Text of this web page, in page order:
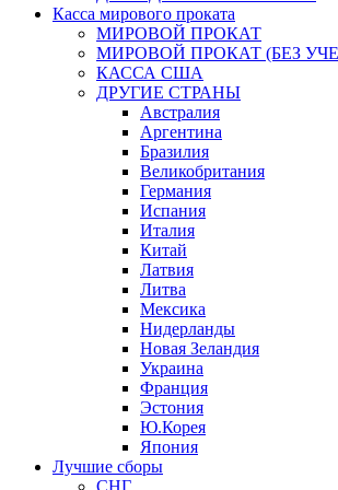
Касса мирового проката
МИРОВОЙ ПРОКАТ
МИРОВОЙ ПРОКАТ (БЕЗ
КАССА США
ДРУГИЕ СТРАНЫ
Австралия
Аргентина
Бразилия
Великобритания
Германия
Испания
Италия
Китай
Латвия
Литва
Мексика
Нидерланды
Новая Зеландия
Украина
Франция
Эстония
Ю.Корея
Япония
Лучшие сборы
СНГ